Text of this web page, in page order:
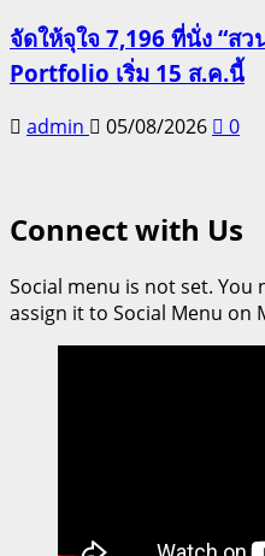
จัดให้จุใจ 7,196 ที่นั่ง “ส
Portfolio เริ่ม 15 ส.ค.นี้
admin 05/08/2026 0
Connect with Us
Social menu is not set.
assign it to Social Menu on